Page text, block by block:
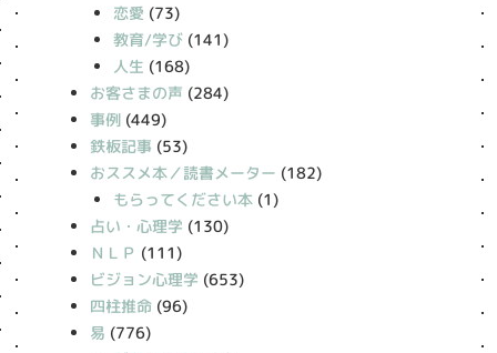
恋愛 (73)
教育/学び(141)
人生 (168)
お客さまの声 (284)
事例 (449)
鉄板記事 (53)
おススメ本／読書メーター (182)
もらってください本(1)
占い・心理学 (130)
ＮＬＰ (111)
ビジョン心理学 (653)
四柱推命 (96)
易 (776)